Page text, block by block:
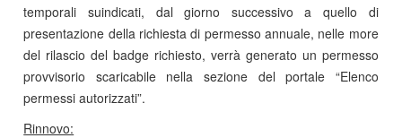
temporali suindicati, dal giorno successivo a quello di
presentazione della richiesta di permesso annuale, nelle more
del rilascio del badge richiesto, verrà generato un permesso
provvisorio scaricabile nella sezione del portale “Elenco
permessi autorizzati”.
Rinnovo: